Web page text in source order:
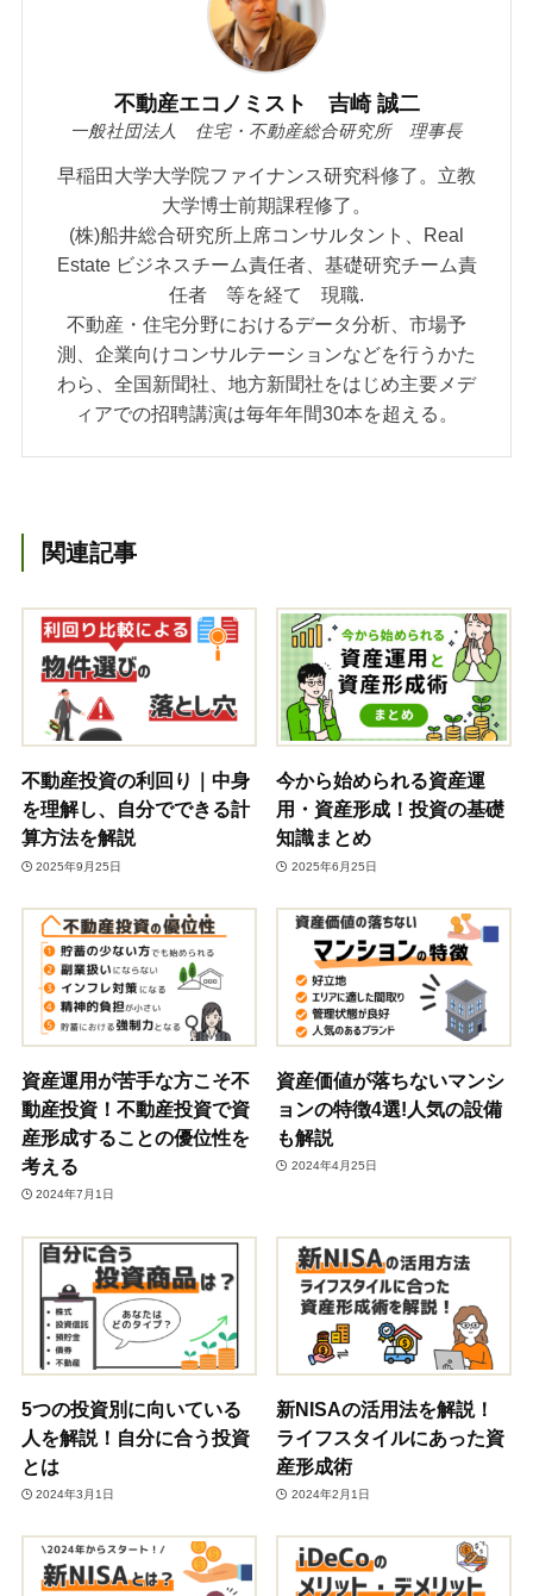
不動産エコノミスト 吉崎 誠二
一般社団法人 住宅・不動産総合研究所 理事長
早稲田大学大学院ファイナンス研究科修了。立教
大学博士前期課程修了。
(株)船井総合研究所上席コンサルタント、Real
Estate ビジネスチーム責任者、基礎研究チーム責
任者 等を経て 現職.
不動産・住宅分野におけるデータ分析、市場予
測、企業向けコンサルテーションなどを行うかた
わら、全国新聞社、地方新聞社をはじめ主要メデ
ィアでの招聘講演は毎年年間30本を超える。
関連記事
不動産投資の利回り｜中身
を理解し、自分でできる計
算方法を解説
2025年9月25日
今から始められる資産運
用・資産形成！投資の基礎
知識まとめ
2025年6月25日
資産運用が苦手な方こそ不
動産投資！不動産投資で資
産形成することの優位性を
考える
2024年7月1日
資産価値が落ちないマンシ
ョンの特徴4選!人気の設備
も解説
2024年4月25日
5つの投資別に向いている
人を解説！自分に合う投資
とは
2024年3月1日
新NISAの活用法を解説！
ライフスタイルにあった資
産形成術
2024年2月1日